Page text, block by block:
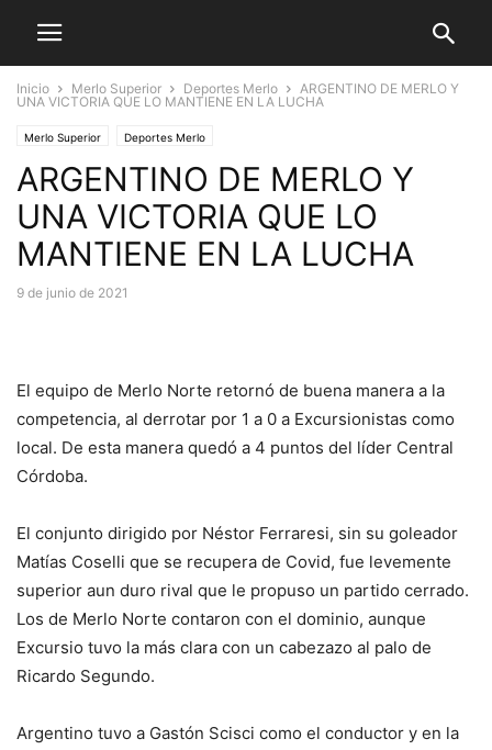
Inicio Merlo Superior Deportes Merlo
ARGENTINO DE MERLO Y
UNA VICTORIA QUE LO MANTIENE EN LA LUCHA
Merlo Superior Deportes Merlo
ARGENTINO DE MERLO Y
UNA VICTORIA QUE LO
MANTIENE EN LA LUCHA
9 de junio de 2021
El equipo de Merlo Norte retornó de buena manera a la
competencia, al derrotar por 1 a 0 a Excursionistas como
local. De esta manera quedó a 4 puntos del líder Central
Córdoba.
El conjunto dirigido por Néstor Ferraresi, sin su goleador
Matías Coselli que se recupera de Covid, fue levemente
superior aun duro rival que le propuso un partido cerrado.
Los de Merlo Norte contaron con el dominio, aunque
Excursio tuvo la más clara con un cabezazo al palo de
Ricardo Segundo.
Argentino tuvo a Gastón Scisci como el conductor y en la